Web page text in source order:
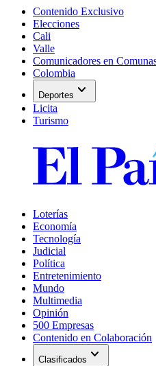
Contenido Exclusivo
Elecciones
Cali
Valle
Comunicadores en
Colombia
Deportes expand_more
Licita
Turismo
Loterías
Economía
Tecnología
Judicial
Política
Entretenimiento
Mundo
Multimedia
Opinión
500 Empresas
Contenido en Colaboración
Clasificados expand_more